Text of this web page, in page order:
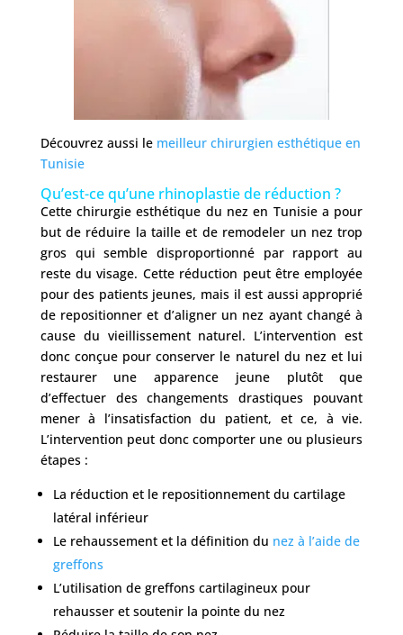
Découvrez aussi le meilleur chirurgien esthétique en
Tunisie
Qu’est-ce qu’une rhinoplastie de réduction ?
Cette chirurgie esthétique du nez en Tunisie a pour
but de réduire la taille et de remodeler un nez trop
gros qui semble disproportionné par rapport au
reste du visage. Cette réduction peut être employée
pour des patients jeunes, mais il est aussi approprié
de repositionner et d’aligner un nez ayant changé à
cause du vieillissement naturel. L’intervention est
donc conçue pour conserver le naturel du nez et lui
restaurer une apparence jeune plutôt que
d’effectuer des changements drastiques pouvant
mener à l’insatisfaction du patient, et ce, à vie.
L’intervention peut donc comporter une ou plusieurs
étapes :
La réduction et le repositionnement du cartilage
latéral inférieur
Le rehaussement et la définition du nez à l’aide de
greffons
L’utilisation de greffons cartilagineux pour
rehausser et soutenir la pointe du nez